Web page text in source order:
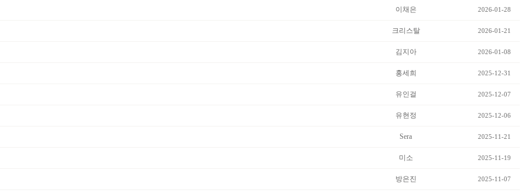
이채은 2026-01-28
크리스탈 2026-01-21
김지아 2026-01-08
홍세희 2025-12-31
유인걸 2025-12-07
유현정 2025-12-06
Sera 2025-11-21
미소 2025-11-19
방은진 2025-11-07